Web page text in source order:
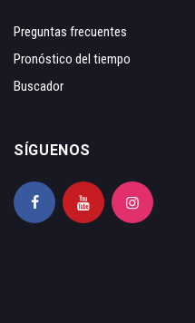
Preguntas frecuentes
Pronóstico del tiempo
Buscador
SÍGUENOS